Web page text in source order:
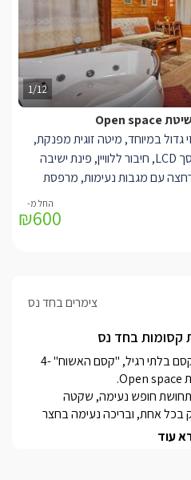
1/12
במיוחד, מיטה זוגית מפנקת,
שידות עץ תואמות, טלוויזיה עם מסך LCD, חיבור ללוויין, פינת ישיבה
עם מגבות נעימות, מרפסת
ומתקני משחק לילדים.
₪600
צימרים בחד נס
עוד